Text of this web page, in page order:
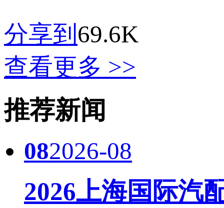
分享到 69.6K
查看更多 >>
推荐新闻
082026-08
2026上海国际汽